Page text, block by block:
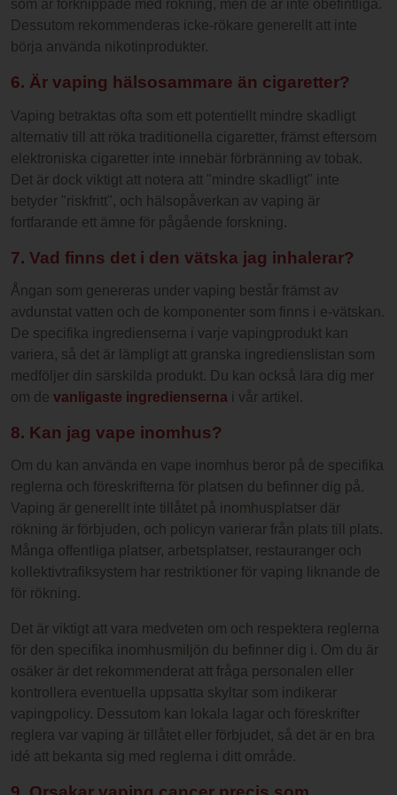
som är förknippade med rökning, men de är inte obefintliga.
Dessutom rekommenderas icke-rökare generellt att inte
börja använda nikotinprodukter.
6. Är vaping hälsosammare än cigaretter?
Vaping betraktas ofta som ett potentiellt mindre skadligt
alternativ till att röka traditionella cigaretter, främst eftersom
elektroniska cigaretter inte innebär förbränning av tobak.
Det är dock viktigt att notera att "mindre skadligt" inte
betyder "riskfritt", och hälsopåverkan av vaping är
fortfarande ett ämne för pågående forskning.
7. Vad finns det i den vätska jag inhalerar?
Ångan som genereras under vaping består främst av
avdunstat vatten och de komponenter som finns i e-vätskan.
De specifika ingredienserna i varje vapingprodukt kan
variera, så det är lämpligt att granska ingredienslistan som
medföljer din särskilda produkt. Du kan också lära dig mer
om de vanligaste ingredienserna i vår artikel.
8. Kan jag vape inomhus?
Om du kan använda en vape inomhus beror på de specifika
reglerna och föreskrifterna för platsen du befinner dig på.
Vaping är generellt inte tillåtet på inomhusplatser där
rökning är förbjuden, och policyn varierar från plats till plats.
Många offentliga platser, arbetsplatser, restauranger och
kollektivtrafiksystem har restriktioner för vaping liknande de
för rökning.
Det är viktigt att vara medveten om och respektera reglerna
för den specifika inomhusmiljön du befinner dig i. Om du är
osäker är det rekommenderat att fråga personalen eller
kontrollera eventuella uppsatta skyltar som indikerar
vapingpolicy. Dessutom kan lokala lagar och föreskrifter
reglera var vaping är tillåtet eller förbjudet, så det är en bra
idé att bekanta sig med reglerna i ditt område.